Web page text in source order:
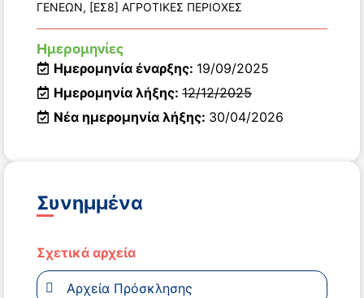
ΓΕΝΕΩΝ, [ΕΣ8] ΑΓΡΟΤΙΚΕΣ ΠΕΡΙΟΧΕΣ
Ημερομηνίες
Ημερομηνία έναρξης: 19/09/2025
Ημερομηνία λήξης: 12/12/2025
Νέα ημερομηνία λήξης: 30/04/2026
Συνημμένα
Σχετικά αρχεία
Αρχεία Πρόσκλησης